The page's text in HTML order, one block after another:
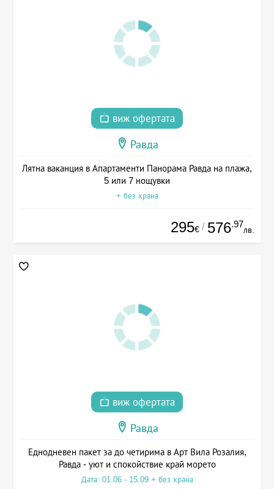
виж офертата
Равда
Лятна ваканция в Апартаменти Панорама Равда на плажа,
5 или 7 нощувки
+ без храна
295€ / 576.97
лв.
виж офертата
Равда
Еднодневен пакет за до четирима в Арт Вила Розалия,
Равда - уют и спокойствие край морето
Дата: 01.06 - 15.09 + без храна